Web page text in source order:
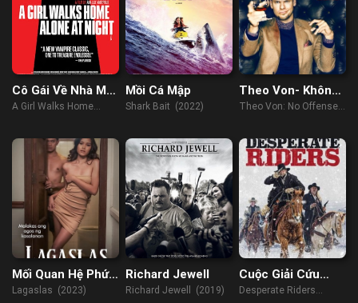
Cô Gái Về Nhà Một
Mình Ban Đêm
A Girl Walks Home
Mồi Cá Mập
Shark Bait (2022)
Theo Von- Không
Có Ý Xúc Phạm
Theo Von: No Offense
Mối Quan Hệ Phức
Tạp
Lagaslas (2023)
Richard Jewell
Richard Jewell (2019)
Cuộc Giải Cứu
Đẫm Máu
Desperate Riders